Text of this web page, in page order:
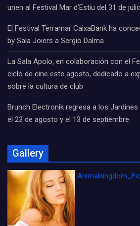
unen al Festival Mar d’Estiu del 31 de
El Festival Terramar CaixaBank ha
by Sala Joiers a Sergio Dalma.
La Sala Apolo, en colaboración con el
ciclo de cine este agosto, dedicado a
sobre la cultura de club
Brunch Electronik regresa a los
el 23 de agosto y el 13 de septiembre
Gallery